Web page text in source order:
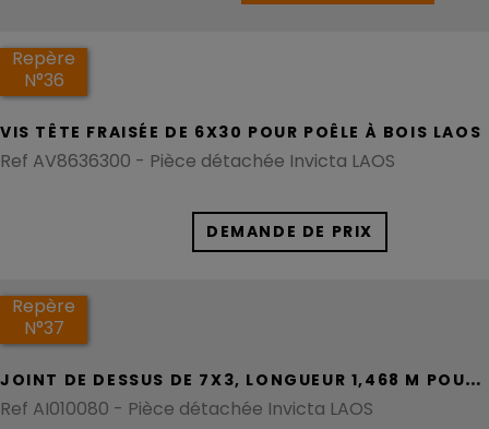
Repère
N°36
VIS TÊTE FRAISÉE DE 6X30 POUR POÊLE À BOIS LAOS
Ref AV8636300 - Pièce détachée Invicta LAOS
DEMANDE DE PRIX
Repère
N°37
J
OINT DE DESSUS DE 7X3, LONGUEUR 1,468 M POUR POÊLE À BOIS LAOS
Ref AI010080 - Pièce détachée Invicta LAOS